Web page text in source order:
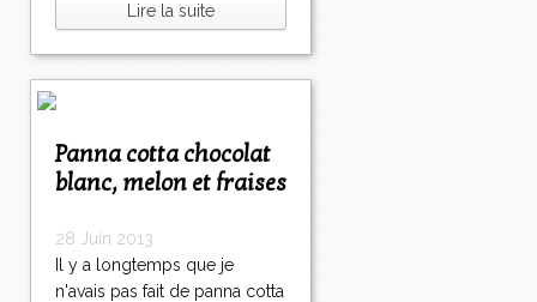
Lire la suite
Panna cotta chocolat
blanc, melon et fraises
28 Juin 2013
Il y a longtemps que je
n'avais pas fait de panna cotta